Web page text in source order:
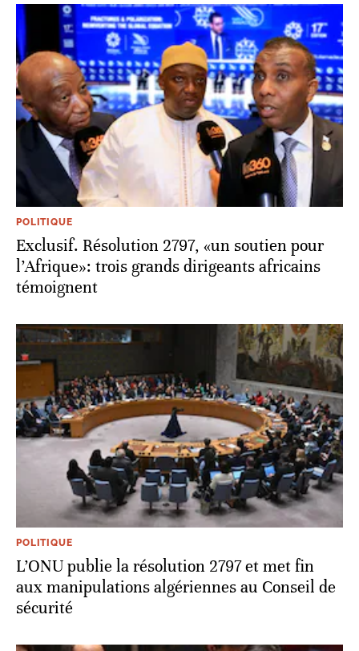
POLITIQUE
Exclusif. Résolution 2797, «un soutien pour
l’Afrique»: trois grands dirigeants africains
témoignent
POLITIQUE
L’ONU publie la résolution 2797 et met fin
aux manipulations algériennes au Conseil de
sécurité